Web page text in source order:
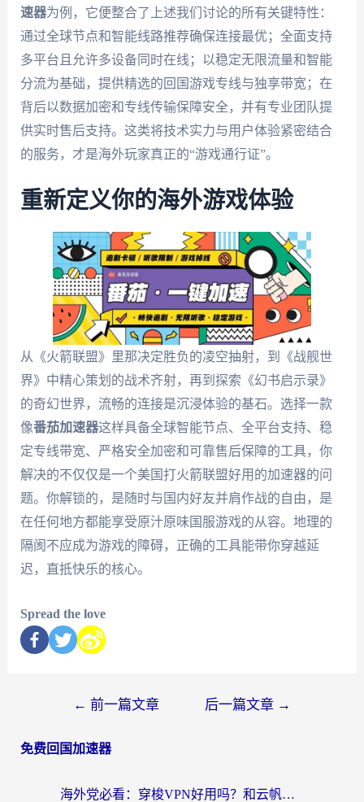
速器为例，它便整合了上述我们讨论的所有关键特性：
通过全球节点和智能线路推荐确保连接最优；全面支持
多平台且允许多设备同时在线；以稳定无限流量和智能
分流为基础，提供精选的回国游戏专线与独享带宽；在
背后以数据加密和专线传输保障安全，并有专业团队提
供实时售后支持。这类将技术实力与用户体验紧密结合
的服务，才是海外玩家真正的“游戏通行证”。
重新定义你的海外游戏体验
从《火箭联盟》里那决定胜负的凌空抽射，到《战舰世
界》中精心策划的战术齐射，再到探索《幻书启示录》
的奇幻世界，流畅的连接是沉浸体验的基石。选择一款
像番茄加速器这样具备全球智能节点、全平台支持、稳
定专线带宽、严格安全加密和可靠售后保障的工具，你
解决的不仅仅是一个美国打火箭联盟好用的加速器的问
题。你解锁的，是随时与国内好友并肩作战的自由，是
在任何地方都能享受原汁原味国服游戏的从容。地理的
隔阂不应成为游戏的障碍，正确的工具能带你穿越延
迟，直抵快乐的核心。
Spread the love
← 前一篇文章 后一篇文章 →
免费回国加速器
海外党必看：穿梭VPN好用吗？和云帆VPN对比哪个回国效果更好？附真实测评+避坑指南